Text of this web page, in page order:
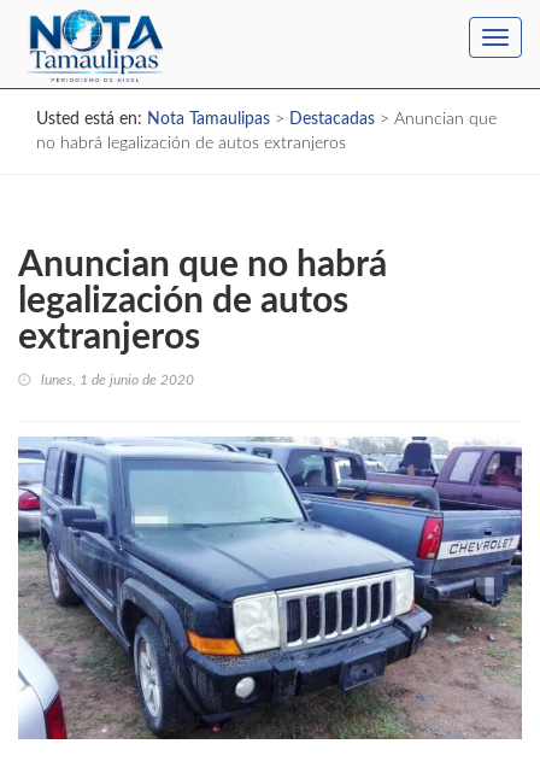
Usted está en: Nota Tamaulipas > Destacadas > Anuncian que
no habrá legalización de autos extranjeros
Anuncian que no habrá
legalización de autos
extranjeros
lunes, 1 de junio de 2020